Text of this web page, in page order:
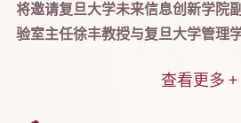
将邀请复旦大学未来信息创新学院
验室主任徐丰教授与复旦大学管理
查看更多 +